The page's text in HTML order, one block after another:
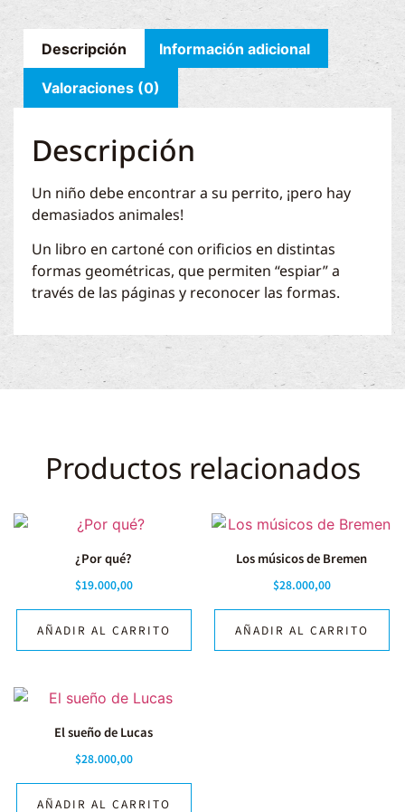
Descripción Información adicional
Valoraciones (0)
Descripción
Un niño debe encontrar a su perrito, ¡pero hay
demasiados animales!
Un libro en cartoné con orificios en distintas
formas geométricas, que permiten “espiar” a
través de las páginas y reconocer las formas.
Productos relacionados
¿Por qué?
$19.000,00
AÑADIR AL CARRITO
Los músicos de Bremen
$28.000,00
AÑADIR AL CARRITO
El sueño de Lucas
$28.000,00
AÑADIR AL CARRITO